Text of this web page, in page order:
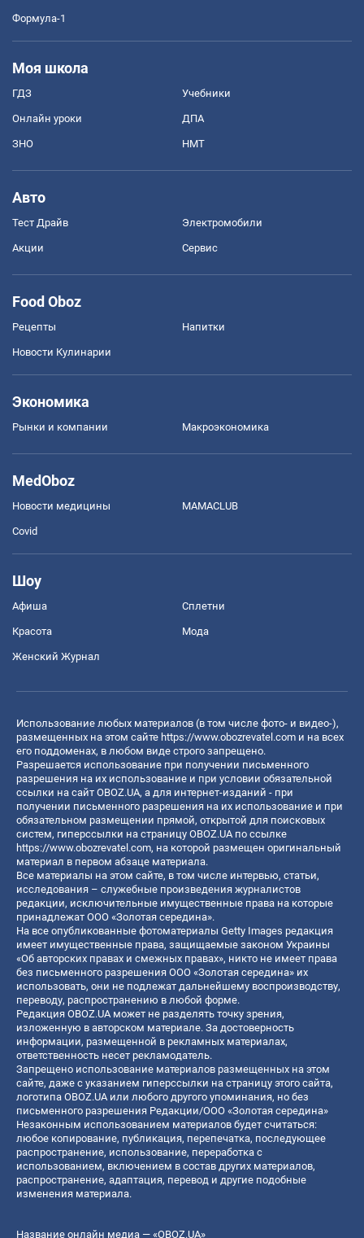
Формула-1
Моя школа
ГДЗ Учебники
Онлайн уроки ДПА
ЗНО НМТ
Авто
Тест Драйв Электромобили
Акции Сервис
Food Oboz
Рецепты Напитки
Новости Кулинарии
Экономика
Рынки и компании Mакроэкономика
MedOboz
Новости медицины MAMACLUB
Covid
Шоу
Афиша Сплетни
Красота Мода
Женский Журнал
Использование любых материалов (в том числе фото- и видео-),
размещенных на этом сайте https://www.obozrevatel.com и на всех
его поддоменах, в любом виде строго запрещено.
Разрешается использование при получении письменного
разрешения на их использование и при условии обязательной
ссылки на сайт OBOZ.UA, а для интернет-изданий - при
получении письменного разрешения на их использование и при
обязательном размещении прямой, открытой для поисковых
систем, гиперссылки на страницу OBOZ.UA по ссылке
https://www.obozrevatel.com, на которой размещен оригинальный
материал в первом абзаце материала.
Все материалы на этом сайте, в том числе интервью, статьи,
исследования – служебные произведения журналистов
редакции, исключительные имущественные права на которые
принадлежат ООО «Золотая середина».
На все опубликованные фотоматериалы Getty Images редакция
имеет имущественные права, защищаемые законом Украины
«Об авторских правах и смежных правах», никто не имеет права
без письменного разрешения ООО «Золотая середина» их
использовать, они не подлежат дальнейшему воспроизводству,
переводу, распространению в любой форме.
Редакция OBOZ.UA может не разделять точку зрения,
изложенную в авторском материале. За достоверность
информации, размещенной в рекламных материалах,
ответственность несет рекламодатель.
Запрещено использование материалов размещенных на этом
сайте, даже с указанием гиперссылки на страницу этого сайта,
логотипа OBOZ.UA или любого другого упоминания, но без
письменного разрешения Редакции/ООО «Золотая середина»
Незаконным использованием материалов будет считаться:
любое копирование, публикация, перепечатка, последующее
распространение, использование, переработка с
использованием, включением в состав других материалов,
распространение, адаптация, перевод и другие подобные
изменения материала.
Название онлайн медиа — «OBOZ.UA»